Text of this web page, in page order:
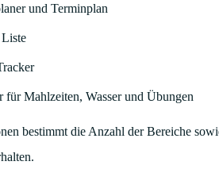
und Terminplan
für Mahlzeiten, Wasser und Übungen
bestimmt die Anzahl der Bereiche